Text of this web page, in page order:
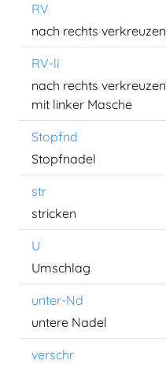
RV
nach rechts verkreuzen
RV-li
nach rechts verkreuzen
mit linker Masche
Stopfnd
Stopfnadel
str
stricken
U
Umschlag
unter-Nd
untere Nadel
verschr